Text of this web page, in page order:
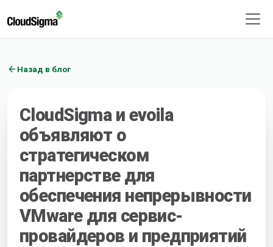
Назад в блог
CloudSigma и evoila
объявляют о
стратегическом
партнерстве для
обеспечения непрерывности
VMware для сервис-
провайдеров и предприятий